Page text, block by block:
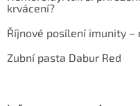
krvácení?
Říjnové posílení imunity –
Zubní pasta Dabur Red